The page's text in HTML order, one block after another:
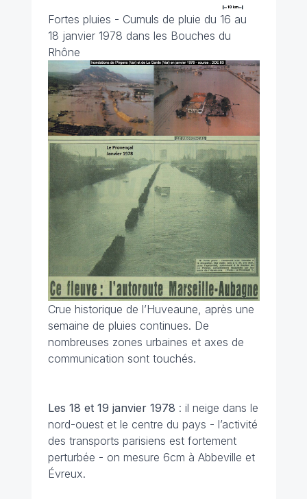
Fortes pluies - Cumuls de pluie du 16 au
18 janvier 1978 dans les Bouches du
Rhône
Crue historique de l’Huveaune, après une
semaine de pluies continues. De
nombreuses zones urbaines et axes de
communication sont touchés.
Les 18 et 19 janvier 1978 : il neige dans le
nord-ouest et le centre du pays - l’activité
des transports parisiens est fortement
perturbée - on mesure 6cm à Abbeville et
Évreux.